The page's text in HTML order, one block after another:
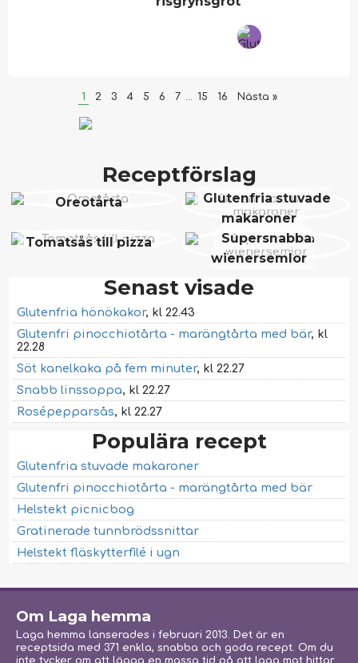
1 2 3 4 5 6 7 ... 15 16 Nästa »
Receptförslag
Oreotårta
Glutenfria stuvade
makaroner
Tomatsås till pizza
Supersnabba
wienersemlor
Senast visade
Glutenfria hönökakor, kl 22.43
Glutenfri pinocchiotårta - marängtårta med bär, kl
22.28
Söt kanelkaka på fem minuter, kl 22.27
Snabb linssoppa, kl 22.27
Rosépepparsås, kl 22.27
Populära recept
Glutenfria stuvade makaroner
Glutenfri pinocchiotårta - marängtårta med bär
Helstekt picnicbog
Gratinerade tunnbrödssnittar
Helstekt fläskytterfilé i ugn
Om Laga hemma
Laga hemma lanserades i februari 2013. Det är en
receptsida med 371 enkla, snabba och goda recept. Om du